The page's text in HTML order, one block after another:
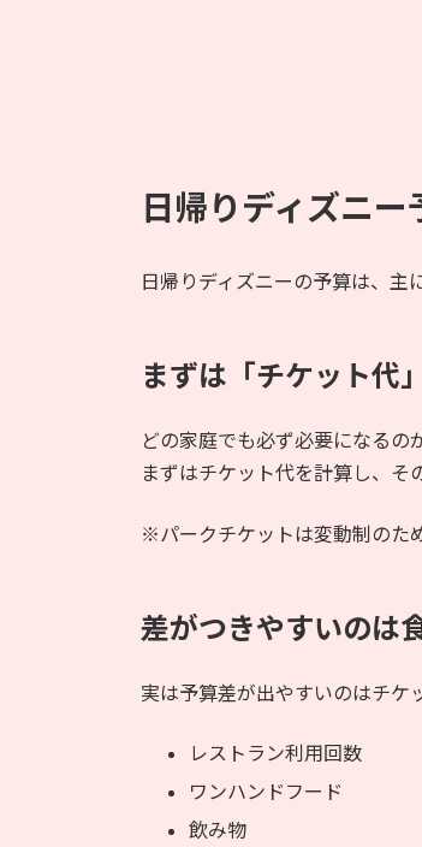
日帰りディズニー
日帰りディズニーの予算は、主
まずは「チケット代
どの家庭でも必ず必要になるの
まずはチケット代を計算し、そ
※パークチケットは変動制のた
差がつきやすいのは
実は予算差が出やすいのはチケ
レストラン利用回数
ワンハンドフード
飲み物